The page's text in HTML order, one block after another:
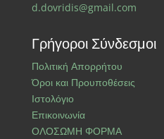
d.dovridis@gmail.com
Γρήγοροι Σύνδεσμοι
Πολιτική Απορρήτου
Όροι και Προυποθέσεις
Ιστολόγιο
Επικοινωνία
ΟΛΟΣΩΜΗ ΦΟΡΜΑ